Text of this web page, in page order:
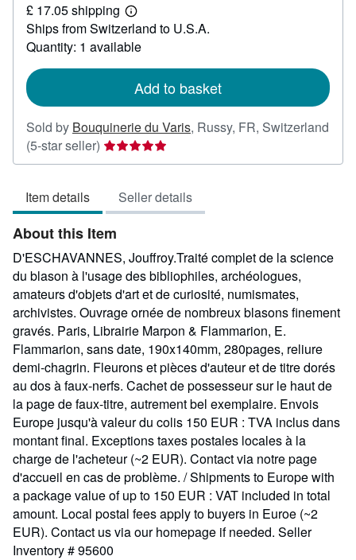
80.73
£ 17.05 shipping
Learn
more
about
shipping
Ships from Switzerland to U.S.A.
Quantity: 1 available
Add to basket
Sold by Bouquinerie du Varis, Russy, FR, Switzerland
(5-star seller) Seller
rating
out
of
5
stars
Item details Seller details
About this Item
D'ESCHAVANNES, Jouffroy.Traité complet de la science
du blason à l'usage des bibliophiles, archéologues,
amateurs d'objets d'art et de curiosité, numismates,
archivistes. Ouvrage ornée de nombreux blasons finement
gravés. Paris, Librairie Marpon & Flammarion, E.
Flammarion, sans date, 190x140mm, 280pages, reliure
demi-chagrin. Fleurons et pièces d'auteur et de titre dorés
au dos à faux-nerfs. Cachet de possesseur sur le haut de
la page de faux-titre, autrement bel exemplaire. Envois
Europe jusqu'à valeur du colis 150 EUR : TVA inclus dans
montant final. Exceptions taxes postales locales à la
charge de l'acheteur (~2 EUR). Contact via notre page
d'accueil en cas de problème. / Shipments to Europe with
a package value of up to 150 EUR : VAT included in total
amount. Local postal fees apply to buyers in Euroe (~2
EUR). Contact us via our homepage if needed. Seller
Inventory # 95600